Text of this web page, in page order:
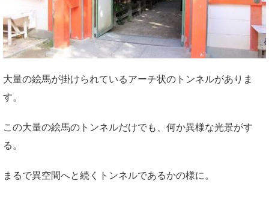
大量の絵馬が掛けられているアーチ状のトンネルがありま
す。
この大量の絵馬のトンネルだけでも、何か異様な光景がす
る。
まるで異空間へと続くトンネルであるかの様に。